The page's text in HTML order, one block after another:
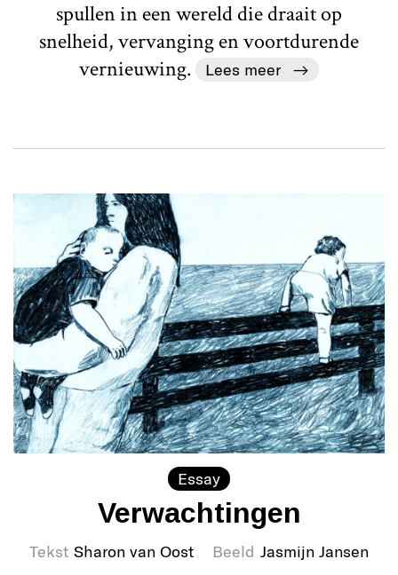
spullen in een wereld die draait op
snelheid, vervanging en voortdurende
vernieuwing.
Lees meer
Essay
Verwachtingen
Tekst Sharon van Oost Beeld Jasmijn Jansen